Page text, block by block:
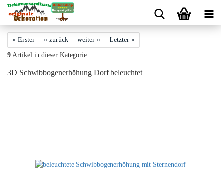
« Erster « zurück weiter » Letzter »
9 Artikel in dieser Kategorie
3D Schwibbogenerhöhung Dorf beleuchtet